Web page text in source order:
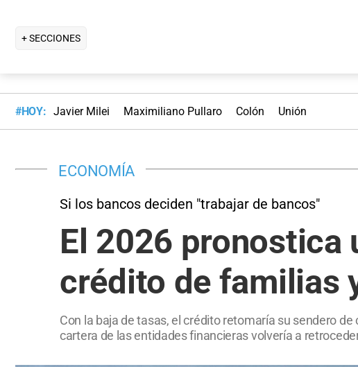
+ SECCIONES
#HOY: Javier Milei Maximiliano Pullaro Colón Unión
ECONOMÍA
Si los bancos deciden "trabajar de bancos"
El 2026 pronostica
crédito de familias
Con la baja de tasas, el crédito retomaría su sendero
cartera de las entidades financieras volvería a